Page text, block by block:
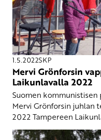
1.5.2022SKP
Mervi Grönforsin
Laikunlavalla 2022
Suomen
Mervi Grönforsin juhlan
2022 Tampereen